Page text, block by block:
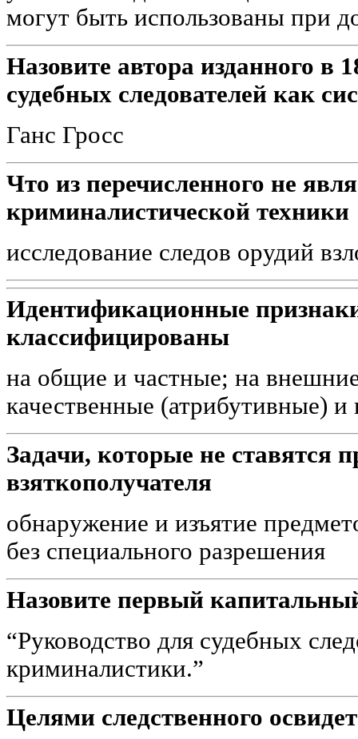
могут быть использованы при
Назовите автора изданного в
судебных следователей как
Ганс Гросс
Что из перечисленного не
криминалистической техники
исследование следов орудий
Идентификационные
классифицированы
на общие и частные; на
качественные (атрибутивные) и
Задачи, которые не ставятся
взяткополучателя
обнаружение и изъятие
без специального разрешения
Назовите первый
“Руководство для судебных
криминалистики.”
Целями следственного